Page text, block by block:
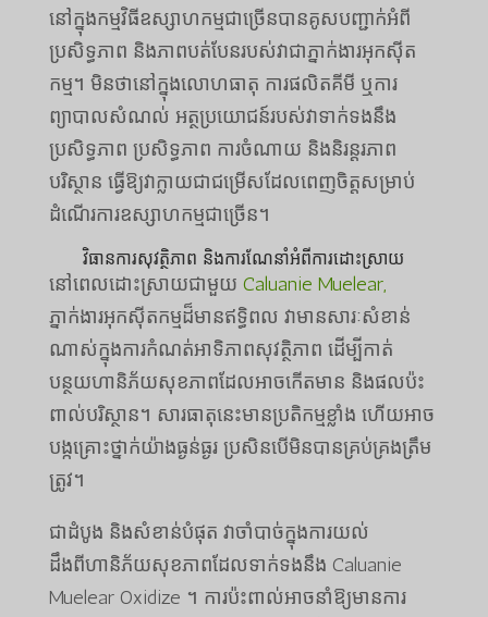
នៅក្នុងកម្មវិធីឧស្សាហកម្មជាច្រើនបានគូសបញ្ជាក់អំពី
ប្រសិទ្ធភាព និងភាពបត់បែនរបស់វាជាភ្នាក់ងារអុកស៊ីត
កម្ម។ មិនថានៅក្នុងលោហធាតុ ការផលិតគីមី ឬការ
ព្យាបាលសំណល់ អត្ថប្រយោជន៍របស់វាទាក់ទងនឹង
ប្រសិទ្ធភាព ប្រសិទ្ធភាព ការចំណាយ និងនិរន្តរភាព
បរិស្ថាន ធ្វើឱ្យវាក្លាយជាជម្រើសដែលពេញចិត្តសម្រាប់
ដំណើរការឧស្សាហកម្មជាច្រើន។
វិធានការសុវត្ថិភាព និងការណែនាំអំពីការដោះស្រាយ
នៅពេលដោះស្រាយជាមួយ Caluanie Muelear,
ភ្នាក់ងារអុកស៊ីតកម្មដ៏មានឥទ្ធិពល វាមានសារៈសំខាន់
ណាស់ក្នុងការកំណត់អាទិភាពសុវត្ថិភាព ដើម្បីកាត់
បន្ថយហានិភ័យសុខភាពដែលអាចកើតមាន និងផលប៉ះ
ពាល់បរិស្ថាន។ សារធាតុនេះមានប្រតិកម្មខ្លាំង ហើយអាច
បង្កគ្រោះថ្នាក់យ៉ាងធ្ងន់ធ្ងរ ប្រសិនបើមិនបានគ្រប់គ្រងត្រឹម
ត្រូវ។
ជាដំបូង និងសំខាន់បំផុត វាចាំបាច់ក្នុងការយល់
ដឹងពីហានិភ័យសុខភាពដែលទាក់ទងនឹង Caluanie
Muelear Oxidize ។ ការ​ប៉ះពាល់​អាច​នាំឱ្យ​មាន​ការ​